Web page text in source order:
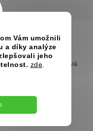
Vám umožnili
a díky analýze
jeho
zde.
v černé barvě, kovová